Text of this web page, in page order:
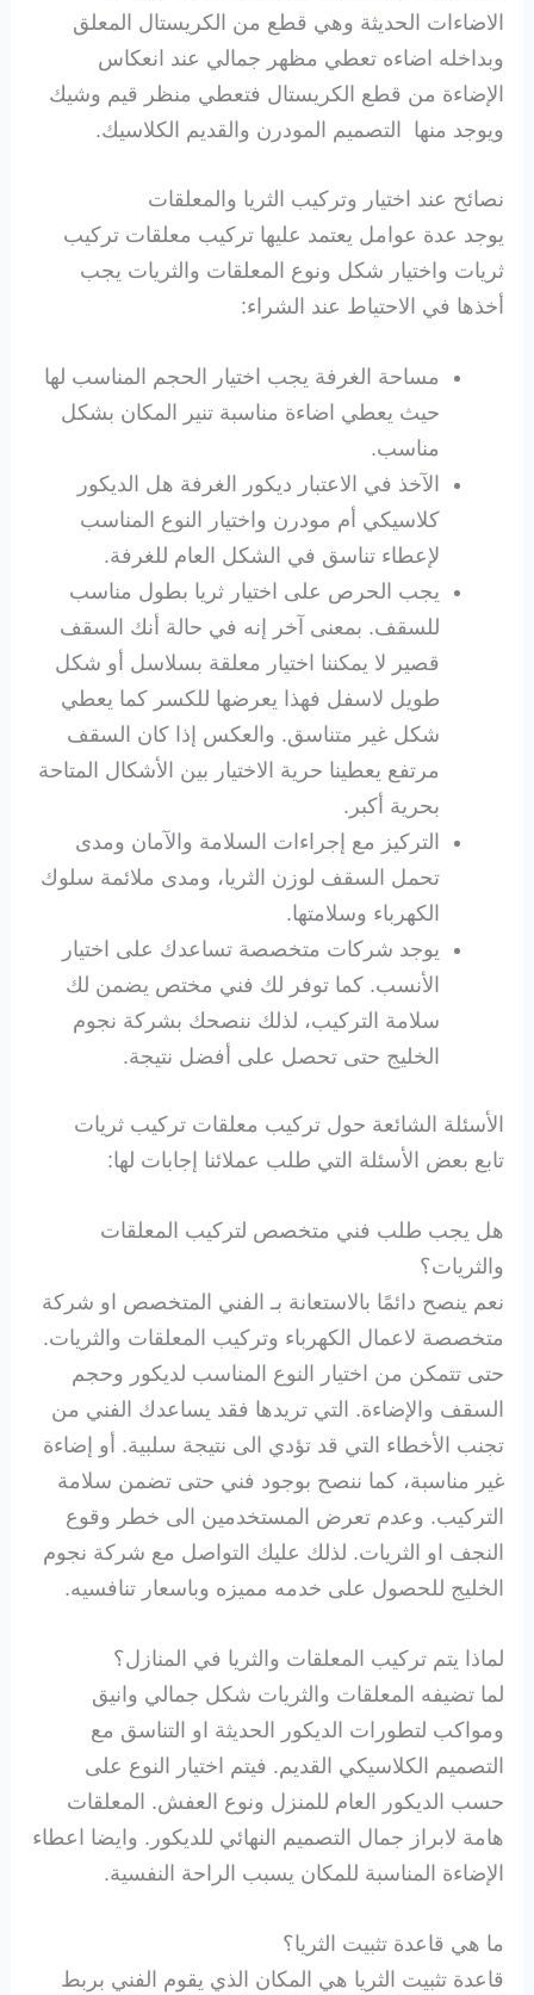
الاضاءات الحديثة وهي قطع من الكريستال المعلق
وبداخله اضاءه تعطي مظهر جمالي عند انعكاس
الإضاءة من قطع الكريستال فتعطي منظر قيم وشيك
ويوجد منها التصميم المودرن والقديم الكلاسيك.
نصائح عند اختيار وتركيب الثريا والمعلقات
يوجد عدة عوامل يعتمد عليها تركيب معلقات تركيب
ثريات واختيار شكل ونوع المعلقات والثريات يجب
أخذها في الاحتياط عند الشراء:
مساحة الغرفة يجب اختيار الحجم المناسب لها
حيث يعطي اضاءة مناسبة تنير المكان بشكل
مناسب.
الآخذ في الاعتبار ديكور الغرفة هل الديكور
كلاسيكي أم مودرن واختيار النوع المناسب
لإعطاء تناسق في الشكل العام للغرفة.
يجب الحرص على اختيار ثريا بطول مناسب
للسقف. بمعنى آخر إنه في حالة أنك السقف
قصير لا يمكننا اختيار معلقة بسلاسل أو شكل
طويل لاسفل فهذا يعرضها للكسر كما يعطي
شكل غير متناسق. والعكس إذا كان السقف
مرتفع يعطينا حرية الاختيار بين الأشكال المتاحة
بحرية أكبر.
التركيز مع إجراءات السلامة والآمان ومدى
تحمل السقف لوزن الثريا، ومدى ملائمة سلوك
الكهرباء وسلامتها.
يوجد شركات متخصصة تساعدك على اختيار
الأنسب. كما توفر لك فني مختص يضمن لك
سلامة التركيب، لذلك ننصحك بشركة نجوم
الخليج حتى تحصل على أفضل نتيجة.
الأسئلة الشائعة حول تركيب معلقات تركيب ثريات
تابع بعض الأسئلة التي طلب عملائنا إجابات لها:
هل يجب طلب فني متخصص لتركيب المعلقات
والثريات؟
نعم ينصح دائمًا بالاستعانة بـ الفني المتخصص او شركة
متخصصة لاعمال الكهرباء وتركيب المعلقات والثريات.
حتى تتمكن من اختيار النوع المناسب لديكور وحجم
السقف والإضاءة. التي تريدها فقد يساعدك الفني من
تجنب الأخطاء التي قد تؤدي الى نتيجة سلبية. أو إضاءة
غير مناسبة، كما ننصح بوجود فني حتى تضمن سلامة
التركيب. وعدم تعرض المستخدمين الى خطر وقوع
النجف او الثريات. لذلك عليك التواصل مع شركة نجوم
الخليج للحصول على خدمه مميزه وباسعار تنافسيه.
لماذا يتم تركيب المعلقات والثريا في المنازل؟
لما تضيفه المعلقات والثريات شكل جمالي وانيق
ومواكب لتطورات الديكور الحديثة او التناسق مع
التصميم الكلاسيكي القديم. فيتم اختيار النوع على
حسب الديكور العام للمنزل ونوع العفش. المعلقات
هامة لابراز جمال التصميم النهائي للديكور. وايضا اعطاء
الإضاءة المناسبة للمكان يسبب الراحة النفسية.
ما هي قاعدة تثبيت الثريا؟
قاعدة تثبيت الثريا هي المكان الذي يقوم الفني بربط